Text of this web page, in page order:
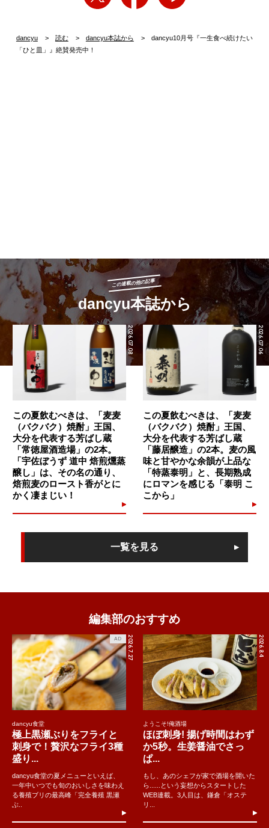
dancyu 読む dancyu本誌から
dancyu10月号『一生食べ続けたい
「ひと皿」』絶賛発売中！
この連載の他の記事
dancyu本誌から
2026.07.08
この夏飲むべきは、「麦麦
（バクバク）焼酎」王国、
大分を代表する芳ばし蔵
「常徳屋酒造場」の2本。
「宇佐ぼうず 道中 焙煎燻蒸
醸し」は、その名の通り、
焙煎麦のロースト香がとに
かく凄まじい！
2026.07.06
この夏飲むべきは、「麦麦
（バクバク）焼酎」王国、
大分を代表する芳ばし蔵
「藤居醸造」の2本。麦の風
味と甘やかな余韻が上品な
「特蒸泰明」と、長期熟成
にロマンを感じる「泰明 こ
こから」
一覧を見る
編集部のおすすめ
2026.7.27
AD
dancyu食堂
極上黒瀬ぶりをフライと
刺身で！贅沢なフライ3種
盛り...
dancyu食堂の夏メニューといえば、
一年中いつでも旬のおいしさを味わえ
る養殖ブリの最高峰「完全養殖 黒瀬
ぶ..
2026.8.4
ようこそ!俺酒場
ほぼ刺身! 揚げ時間はわず
か5秒。生姜醤油でさっ
ぱ...
もし、あのシェフが家で酒場を開いた
ら......という妄想からスタートした
WEB連載。3人目は、鎌倉「オステ
リ...